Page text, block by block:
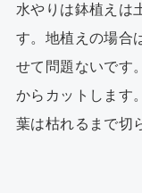
水やりは鉢植えは
す。地植えの場合
せて問題ないです
からカットします
葉は枯れるまで切